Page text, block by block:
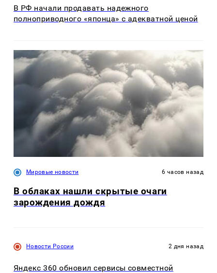
В РФ начали продавать надежного
полноприводного «японца» с адекватной ценой
Мировые новости 6 часов назад
В облаках нашли скрытые очаги
зарождения дождя
Новости России 2 дня назад
Яндекс 360 обновил сервисы совместной